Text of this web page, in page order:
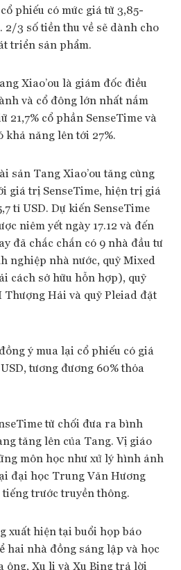
phiếu có mức giá từ 3,85-
2/3 số tiền thu về sẽ dành cho
triển sản phẩm.
Xiao’ou là giám đốc điều
và cổ đông lớn nhất nắm
21,7% cổ phần SenseTime và
khả năng lên tới 27%.
sản Tang Xiao’ou tăng cùng
giá trị SenseTime, hiện trị giá
tỉ USD. Dự kiến SenseTime
niêm yết ngày 17.12 và đến
đã chắc chắn có 9 nhà đầu tư
nghiệp nhà nước, quỹ Mixed
cách sở hữu hỗn hợp), quỹ
Thượng Hải và quỹ Pleiad đặt
ý mua lại cổ phiếu có giá
tương đương 60% thỏa
từ chối đưa ra bình
tăng lên của Tang. Vị giáo
môn học như xử lý hình ảnh
đại học Trung Văn Hương
trước truyền thông.
xuất hiện tại buổi họp báo
hai nhà đồng sáng lập và học
ông, Xu li và Xu Bing trả lời